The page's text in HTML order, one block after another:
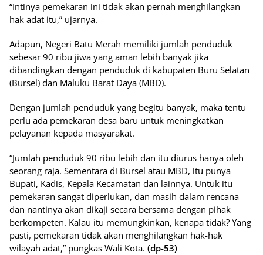
“Intinya pemekaran ini tidak akan pernah menghilangkan
hak adat itu,” ujarnya.
Adapun, Negeri Batu Merah memiliki jumlah penduduk
sebesar 90 ribu jiwa yang aman lebih banyak jika
dibandingkan dengan penduduk di kabupaten Buru Selatan
(Bursel) dan Maluku Barat Daya (MBD).
Dengan jumlah penduduk yang begitu banyak, maka tentu
perlu ada pemekaran desa baru untuk meningkatkan
pelayanan kepada masyarakat.
“Jumlah penduduk 90 ribu lebih dan itu diurus hanya oleh
seorang raja. Sementara di Bursel atau MBD, itu punya
Bupati, Kadis, Kepala Kecamatan dan lainnya. Untuk itu
pemekaran sangat diperlukan, dan masih dalam rencana
dan nantinya akan dikaji secara bersama dengan pihak
berkompeten. Kalau itu memungkinkan, kenapa tidak? Yang
pasti, pemekaran tidak akan menghilangkan hak-hak
wilayah adat,” pungkas Wali Kota. (dp-53)